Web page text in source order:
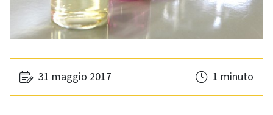
31 maggio 2017 1 minuto